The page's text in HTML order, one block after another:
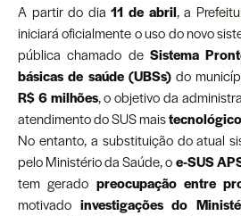
A partir do dia11 de abril, a
iniciará oficialmente o uso do novo
pública chamado de Sistema
básicas de saúde (UBSs)do
R$ 6 milhões, o objetivo da
atendimento do SUS mais
No entanto, a substituição do atual
pelo Ministério da Saúde, oe-SUS
tem gerado preocupação entre
motivado investigações do